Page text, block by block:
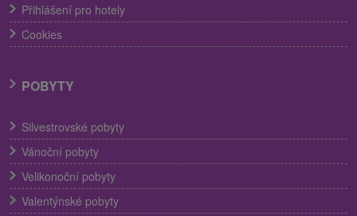
Přihlášení pro hotely
Cookies
POBYTY
Silvestrovské pobyty
Vánoční pobyty
Velikonoční pobyty
Valentýnské pobyty